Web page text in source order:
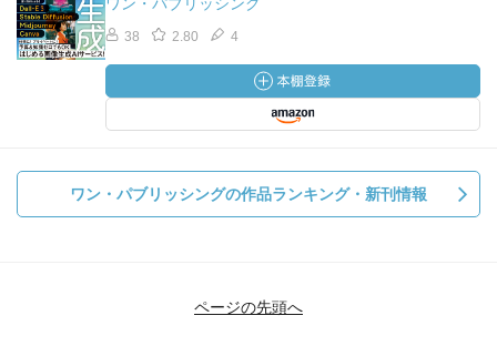
38 2.80 4
ワン・パブリッシングの作品ランキング・新刊情報
ページの先頭へ